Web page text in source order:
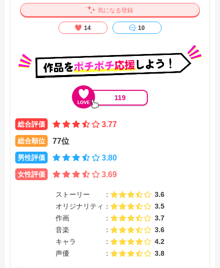
気になる登録
14 10
119
総合評価 3.77
総合順位 77位
男性評価 3.80
女性評価 3.69
ストーリー
3.6
オリジナリティ
3.5
作画
3.7
音楽
3.6
キャラ
4.2
声優
3.8